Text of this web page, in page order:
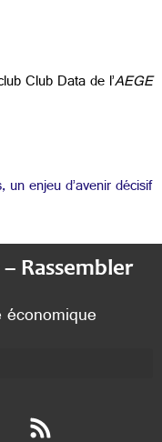
Club Data de l’AEGE
enjeu d’avenir décisif
Rassembler